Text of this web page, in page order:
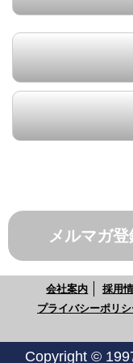
メルマガ登
会社案内 採用
プライバシーポリ
Copyright ©